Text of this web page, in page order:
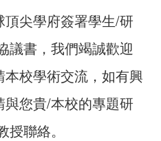
尖學府簽署學生/研
議書，我們竭誠歡迎
校學術交流，如有興
您貴/本校的專題研
聯絡。